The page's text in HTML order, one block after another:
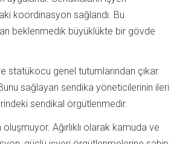
koordinasyon sağlandı. Bu
beklenmedik büyüklükte bir gövde
genel tutumlarından çıkar.
sağlayan sendika yöneticilerinin ileri
sendikal örgütlenmedir.
Ağırlıklı olarak kamuda ve